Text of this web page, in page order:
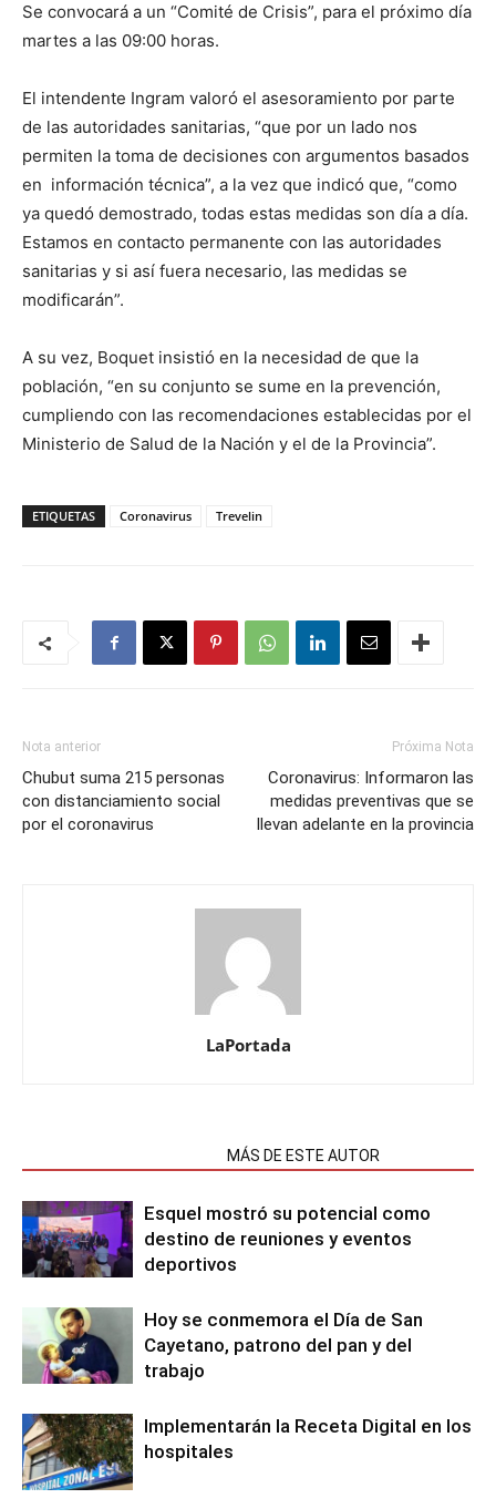
Se convocará a un “Comité de Crisis”, para el próximo día
martes a las 09:00 horas.
El intendente Ingram valoró el asesoramiento por parte
de las autoridades sanitarias, “que por un lado nos
permiten la toma de decisiones con argumentos basados
en información técnica”, a la vez que indicó que, “como
ya quedó demostrado, todas estas medidas son día a día.
Estamos en contacto permanente con las autoridades
sanitarias y si así fuera necesario, las medidas se
modificarán”.
A su vez, Boquet insistió en la necesidad de que la
población, “en su conjunto se sume en la prevención,
cumpliendo con las recomendaciones establecidas por el
Ministerio de Salud de la Nación y el de la Provincia”.
ETIQUETAS Coronavirus Trevelin
Nota anterior
Chubut suma 215 personas
con distanciamiento social
por el coronavirus
Próxima Nota
Coronavirus: Informaron las
medidas preventivas que se
llevan adelante en la provincia
LaPortada
MÁS DE ESTE AUTOR
Esquel mostró su potencial como
destino de reuniones y eventos
deportivos
Hoy se conmemora el Día de San
Cayetano, patrono del pan y del
trabajo
Implementarán la Receta Digital en los
hospitales